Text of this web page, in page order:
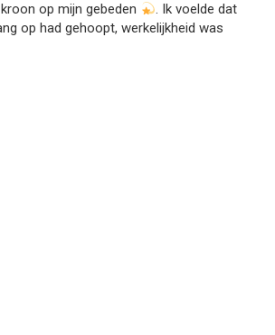
op mijn gebeden
. Ik voelde dat
op had gehoopt, werkelijkheid was